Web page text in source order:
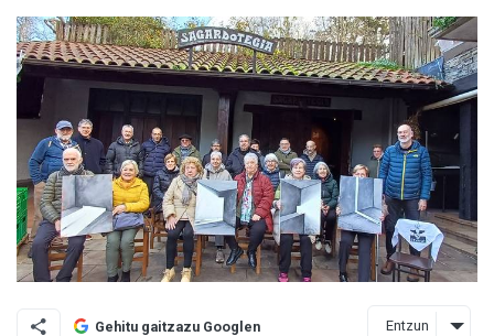
Gehitu gaitzazu Googlen Entzun